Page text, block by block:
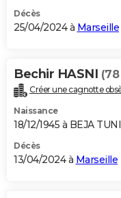
Décès
25/04/2024 à Marseille
Bechir HASNI
Créer une cagnotte
Naissance
18/12/1945 à BEJA
Décès
13/04/2024 à Marseille